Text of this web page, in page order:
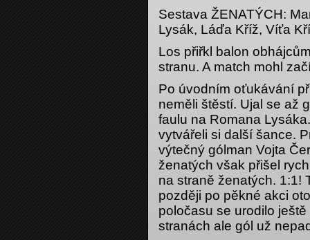
Sestava ŽENATÝCH:
Lysák, Láďa Kříž, Víťa
Los přiřkl balon
stranu. A match mohl
Po úvodním oťukávání
neměli štěstí. Ujal se až
faulu na Romana
vytvářeli si další šance.
výtečný gólman Vojta
ženatých však přišel
na straně ženatých. 1:1!
později po pěkné akci
poločasu se urodilo
stranách ale gól už